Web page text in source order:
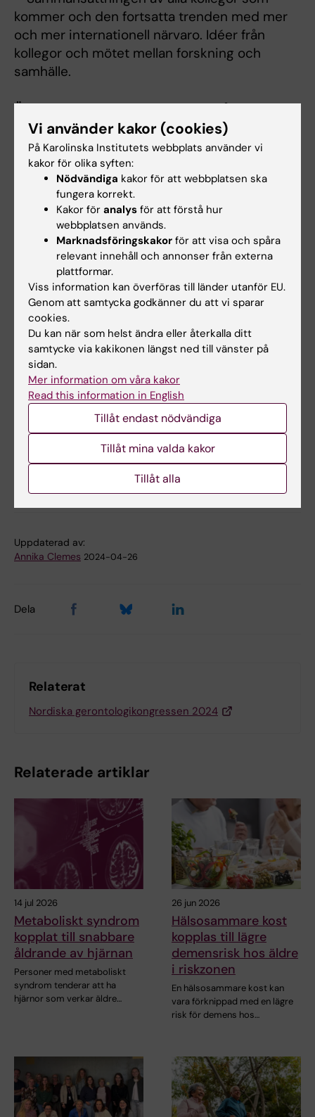
kommer och den fortsatta trenden med mer
och mer internationell närvaro. Idéer från
kollegor och mötet mellan forskning och
samhälle.
Äldrecentrum ordnar svenskspråkig session
Stiftelsen Äldrecentrum är också inblandad i
kongressen. De ordnar en svenskspråkig
session på temat Från praktik till policy: hur
kan datadriven kunskapsutveckling och
samskapande forskning bidra till en hållbar
välfärdssektor?, som kommer att äga rum från
lunch till dagens slut under den första
kongressdagen. Praktikerdagen hålls på
svenska och där blir det fokus på forskning,
samhälle och politik. Bland annat medverkar
äldre- och socialförsäkringsminister Anna
Tenje. Och det blir många personer även
utanför akademin som är med och diskuterar.
Till sist vill Carin uppmärksamma deras
sponsorer. De har blivit fler än förra gången
och hon är glad och tacksam över att de ser
värdet i konferensen.
Tags
Uppdaterad av:
Annika Clemes 2024-04-26
Dela
Relaterat
Nordiska gerontologikongressen 2024
Relaterade artiklar
14 jul 2026
Metaboliskt syndrom
kopplat till snabbare
åldrande av hjärnan
Personer med metaboliskt
syndrom tenderar att ha
hjärnor som verkar äldre…
26 jun 2026
Hälsosammare kost
kopplas till lägre
demensrisk hos äldre
i riskzonen
En hälsosammare kost kan
vara förknippad med en lägre
risk för demens hos…
Vi använder kakor (cookies)
På Karolinska Institutets webbplats använder vi
kakor för olika syften:
Nödvändiga kakor för att webbplatsen ska
fungera korrekt.
Kakor för analys för att förstå hur
webbplatsen används.
Marknadsföringskakor för att visa och spåra
relevant innehåll och annonser från externa
plattformar.
Viss information kan överföras till länder utanför EU.
Genom att samtycka godkänner du att vi sparar
cookies.
Du kan när som helst ändra eller återkalla ditt
samtycke via kakikonen längst ned till vänster på
sidan.
Mer information om våra kakor
Read this information in English
Tillåt endast nödvändiga
Tillåt mina valda kakor
Tillåt alla